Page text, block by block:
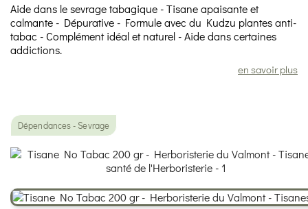
Aide dans le sevrage tabagique - Tisane apaisante et
calmante - Dépurative - Formule avec du Kudzu plantes anti-
tabac - Complément idéal et naturel - Aide dans certaines
addictions.
en savoir plus
Dépendances - Sevrage